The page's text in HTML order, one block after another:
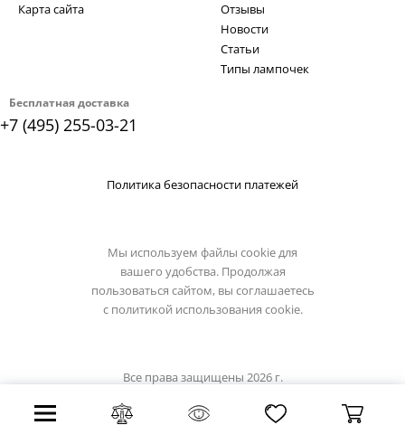
Бесплатная доставка
+7 (495) 255-03-21
Карта сайта
Отзывы
Новости
Статьи
Типы лампочек
Политика безопасности платежей
Мы используем файлы cookie для
вашего удобства. Продолжая
пользоваться сайтом, вы соглашаетесь
с политикой использования cookie.
Все права защищены 2026 г.